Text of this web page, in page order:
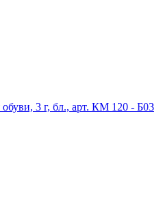
3 г, бл., арт. КМ 120 - Б03